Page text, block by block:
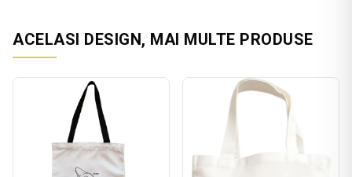
ACELASI DESIGN, MAI MULTE PRODUSE